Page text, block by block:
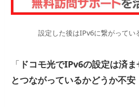
設定した後はIPv6に繋がってい
「 ドコモ光でIPv6の設定は済
とつながっているかどうか不安